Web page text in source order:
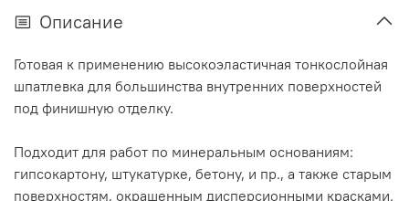
Описание
Готовая к применению высокоэластичная тонкослойная
шпатлевка для большинства внутренних поверхностей
под финишную отделку.
Подходит для работ по минеральным основаниям:
гипсокартону, штукатурке, бетону, и пр., а также старым
поверхностям, окрашенным дисперсионными красками.